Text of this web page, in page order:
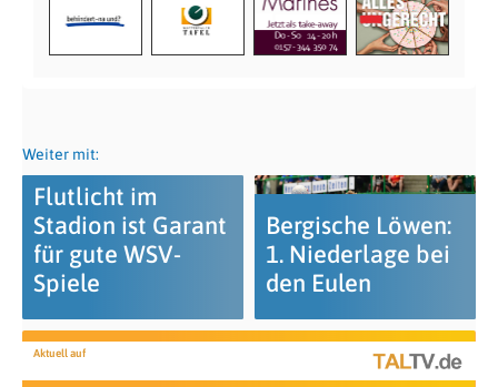
Weiter mit:
Flutlicht im
Stadion ist Garant
für gute WSV-
Spiele
Bergische Löwen:
1. Niederlage bei
den Eulen
Aktuell auf